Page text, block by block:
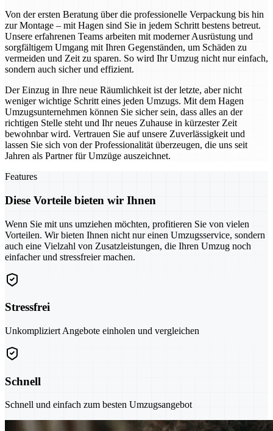
Von der ersten Beratung über die professionelle Verpackung bis hin
zur Montage – mit Hagen sind Sie in jedem Schritt bestens betreut.
Unsere erfahrenen Teams arbeiten mit moderner Ausrüstung und
sorgfältigem Umgang mit Ihren Gegenständen, um Schäden zu
vermeiden und Zeit zu sparen. So wird Ihr Umzug nicht nur einfach,
sondern auch sicher und effizient.
Der Einzug in Ihre neue Räumlichkeit ist der letzte, aber nicht
weniger wichtige Schritt eines jeden Umzugs. Mit dem Hagen
Umzugsunternehmen können Sie sicher sein, dass alles an der
richtigen Stelle steht und Ihr neues Zuhause in kürzester Zeit
bewohnbar wird. Vertrauen Sie auf unsere Zuverlässigkeit und
lassen Sie sich von der Professionalität überzeugen, die uns seit
Jahren als Partner für Umzüge auszeichnet.
Features
Diese Vorteile bieten wir Ihnen
Wenn Sie mit uns umziehen möchten, profitieren Sie von vielen
Vorteilen. Wir bieten Ihnen nicht nur einen Umzugsservice, sondern
auch eine Vielzahl von Zusatzleistungen, die Ihren Umzug noch
einfacher und stressfreier machen.
Stressfrei
Unkompliziert Angebote einholen und vergleichen
Schnell
Schnell und einfach zum besten Umzugsangebot